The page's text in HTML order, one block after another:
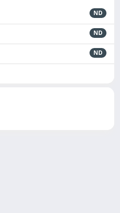
ND
ND
ND